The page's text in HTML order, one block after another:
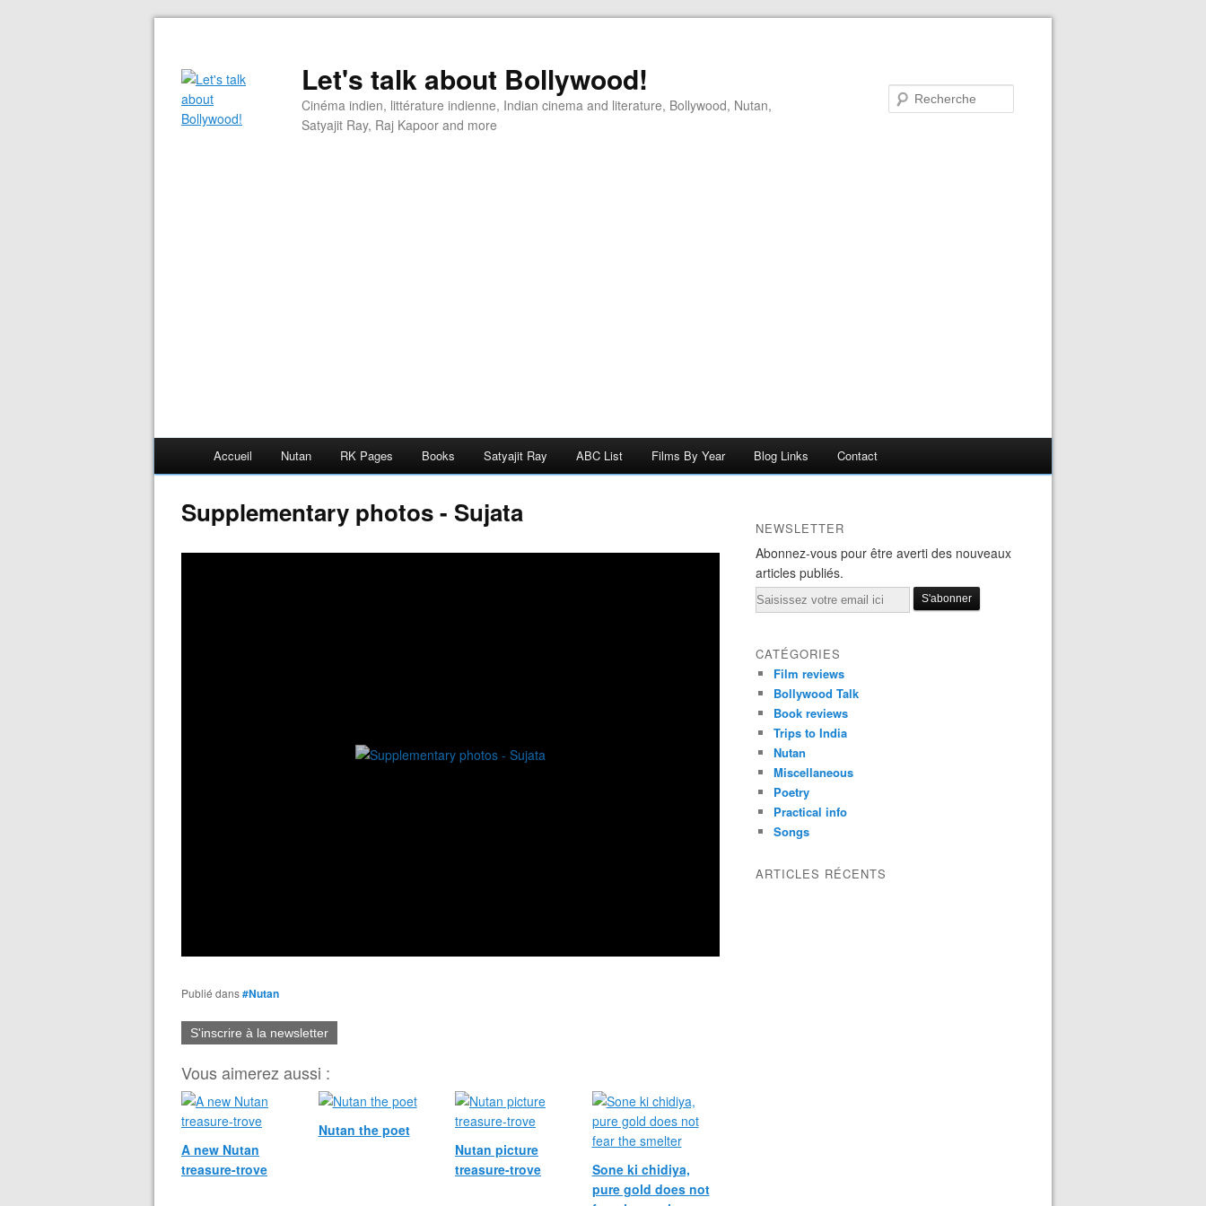
Let's talk about Bollywood!
Cinéma indien, littérature indienne, Indian cinema and literature, Bollywood, Nutan,
Satyajit Ray, Raj Kapoor and more
Accueil Nutan RK Pages Books Satyajit Ray ABC List Films By Year Blog Links Contact
Supplementary photos - Sujata
Publié dans#Nutan
S'inscrire à la newsletter
Vous aimerez aussi :
A new Nutan
treasure-trove
Nutan the poet
Nutan picture
treasure-trove
Sone ki chidiya,
pure gold does not
NEWSLETTER
Abonnez-vous pour être averti des nouveaux
articles publiés.
Email
CATÉGORIES
Film reviews
Bollywood Talk
Book reviews
Trips to India
Nutan
Miscellaneous
Poetry
Practical info
Songs
ARTICLES RÉCENTS